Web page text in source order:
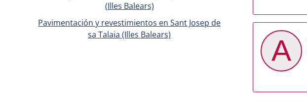
A
(Illes Balears)
Pavimentación y revestimientos en Sant Josep de
sa Talaia (Illes Balears)